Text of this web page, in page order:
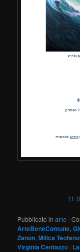
Pubblicato in arte |
ArteBeneComune,
Zanon,Milica
Virginia Centazzo |